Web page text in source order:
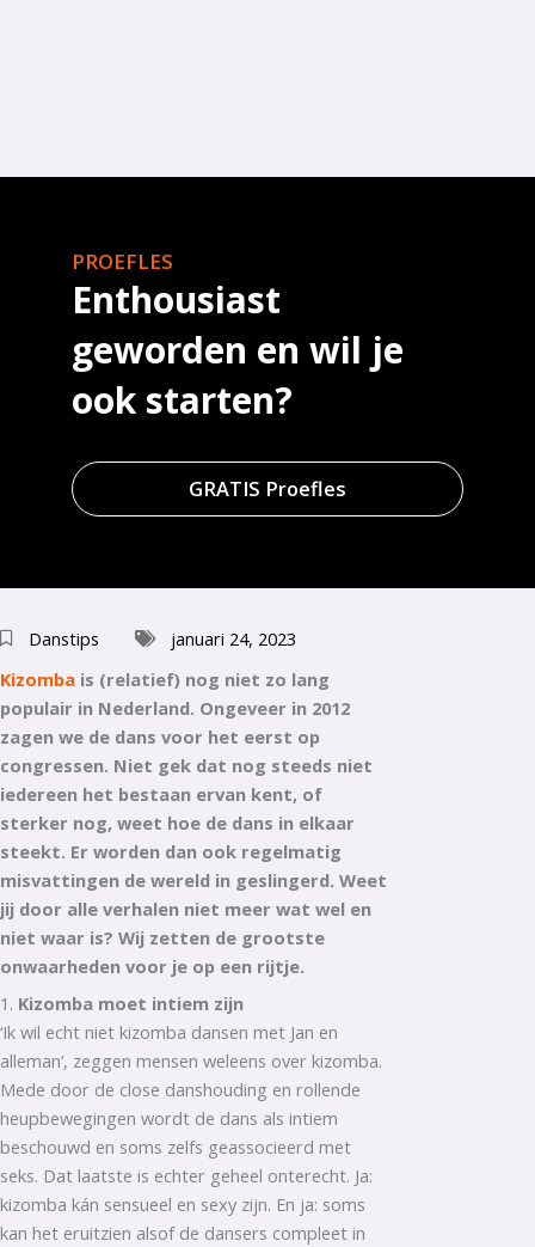
PROEFLES
Enthousiast
geworden en wil je
ook starten?
GRATIS Proefles
Danstips
januari 24, 2023
Kizomba is (relatief) nog niet zo lang
populair in Nederland. Ongeveer in 2012
zagen we de dans voor het eerst op
congressen. Niet gek dat nog steeds niet
iedereen het bestaan ervan kent, of
sterker nog, weet hoe de dans in elkaar
steekt. Er worden dan ook regelmatig
misvattingen de wereld in geslingerd. Weet
jij door alle verhalen niet meer wat wel en
niet waar is? Wij zetten de grootste
onwaarheden voor je op een rijtje.
1. Kizomba moet intiem zijn
‘Ik wil echt niet kizomba dansen met Jan en
alleman’, zeggen mensen weleens over kizomba.
Mede door de close danshouding en rollende
heupbewegingen wordt de dans als intiem
beschouwd en soms zelfs geassocieerd met
seks. Dat laatste is echter geheel onterecht. Ja:
kizomba kán sensueel en sexy zijn. En ja: soms
kan het eruitzien alsof de dansers compleet in